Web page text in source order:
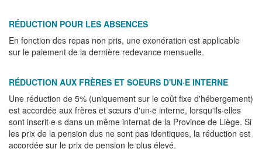
RÉDUCTION POUR LES ABSENCES
En fonction des repas non pris, une exonération est applicable
sur le paiement de la dernière redevance mensuelle.
RÉDUCTION AUX FRÈRES ET SOEURS D'UN·E INTERNE
Une réduction de 5% (uniquement sur le coût fixe d'hébergement)
est accordée aux frères et sœurs d'un·e interne, lorsqu'ils·elles
sont inscrit·e·s dans un même internat de la Province de Liège. Si
les prix de la pension dus ne sont pas identiques, la réduction est
accordée sur le prix de pension le plus élevé.